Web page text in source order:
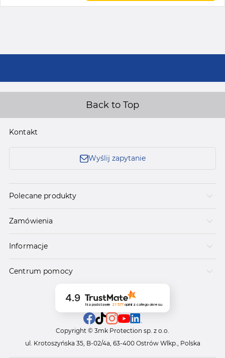
Back to Top
Kontakt
Wyślij zapytanie
Polecane produkty
Zamówienia
Informacje
Centrum pomocy
4.9
Na podstawie 21 577opinii z całego okresu
Copyright © 3mk Protection sp. z o.o.
ul. Krotoszyńska 35, B-02/4a, 63-400 Ostrów Wlkp., Polska